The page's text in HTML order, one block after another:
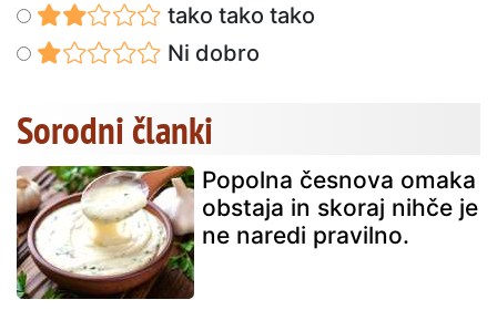
tako tako tako
Ni dobro
Sorodni članki
Popolna česnova omaka
obstaja in skoraj nihče je
ne naredi pravilno.